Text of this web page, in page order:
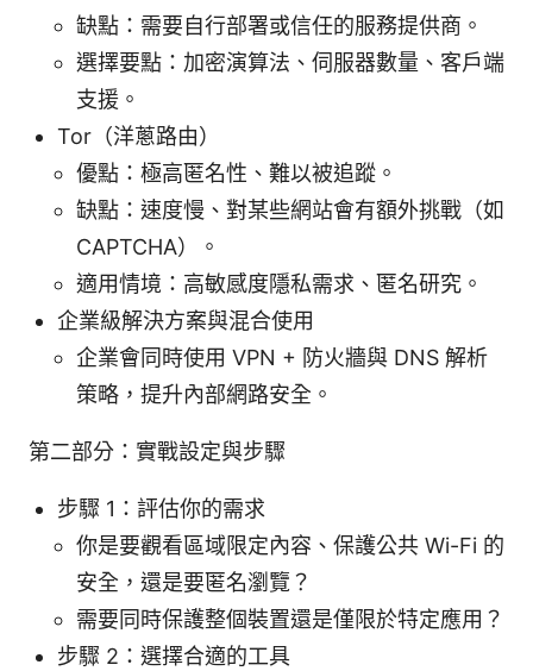
缺點：需要自行部署或信任的服務提供商。
選擇要點：加密演算法、伺服器數量、客戶端
支援。
Tor（洋蔥路由）
優點：極高匿名性、難以被追蹤。
缺點：速度慢、對某些網站會有額外挑戰（如
CAPTCHA）。
適用情境：高敏感度隱私需求、匿名研究。
企業級解決方案與混合使用
企業會同時使用 VPN + 防火牆與 DNS 解析
策略，提升內部網路安全。
第二部分：實戰設定與步驟
步驟 1：評估你的需求
你是要觀看區域限定內容、保護公共 Wi-Fi 的
安全，還是要匿名瀏覽？
需要同時保護整個裝置還是僅限於特定應用？
步驟 2：選擇合適的工具